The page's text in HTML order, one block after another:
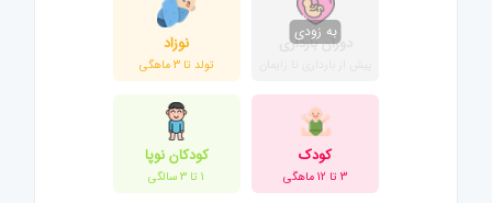
دوران بارداری نوزاد
تولد تا 3 ماهگی
کودک
3 تا 12 ماهگی
کودکان نوپا
1 تا 3 سالگی